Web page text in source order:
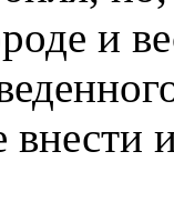
и
внести